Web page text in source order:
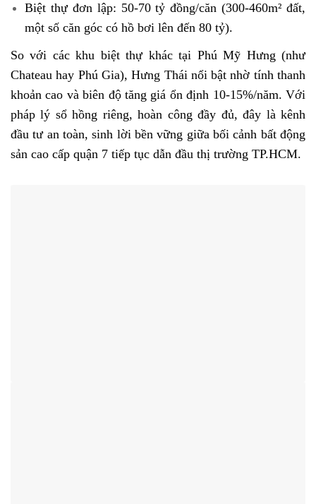
Biệt thự đơn lập: 50-70 tỷ đồng/căn (300-460m² đất,
một số căn góc có hồ bơi lên đến 80 tỷ).
So với các khu biệt thự khác tại Phú Mỹ Hưng (như
Chateau hay Phú Gia), Hưng Thái nổi bật nhờ tính thanh
khoản cao và biên độ tăng giá ổn định 10-15%/năm. Với
pháp lý sổ hồng riêng, hoàn công đầy đủ, đây là kênh
đầu tư an toàn, sinh lời bền vững giữa bối cảnh bất động
sản cao cấp quận 7 tiếp tục dẫn đầu thị trường TP.HCM.